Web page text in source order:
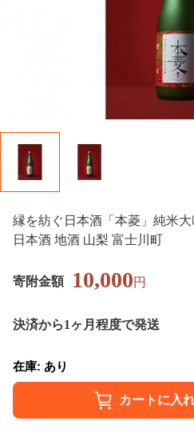
縁を紡ぐ日本酒「本菱」純米大
日本酒 地酒 山梨 富士川町
寄附金額 10,000円
決済から1ヶ月程度で発送
在庫: あり